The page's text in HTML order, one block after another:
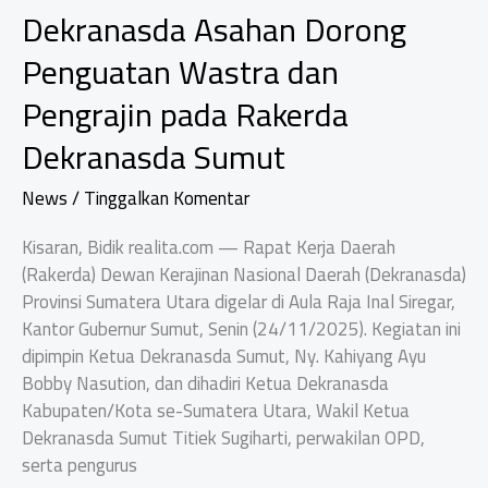
Dekranasda Asahan Dorong
Penguatan Wastra dan
Pengrajin pada Rakerda
Dekranasda Sumut
News/Tinggalkan Komentar
Kisaran, Bidik realita.com — Rapat Kerja Daerah
(Rakerda) Dewan Kerajinan Nasional Daerah (Dekranasda)
Provinsi Sumatera Utara digelar di Aula Raja Inal Siregar,
Kantor Gubernur Sumut, Senin (24/11/2025). Kegiatan ini
dipimpin Ketua Dekranasda Sumut, Ny. Kahiyang Ayu
Bobby Nasution, dan dihadiri Ketua Dekranasda
Kabupaten/Kota se-Sumatera Utara, Wakil Ketua
Dekranasda Sumut Titiek Sugiharti, perwakilan OPD,
serta pengurus